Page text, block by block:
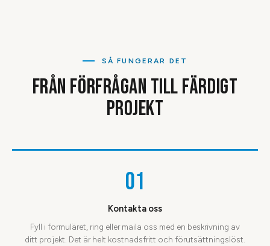
SÅ FUNGERAR DET
FRÅN FÖRFRÅGAN TILL FÄRDIGT
PROJEKT
01
Kontakta oss
Fyll i formuläret, ring eller maila oss med en beskrivning av
ditt projekt. Det är helt kostnadsfritt och förutsättningslöst.